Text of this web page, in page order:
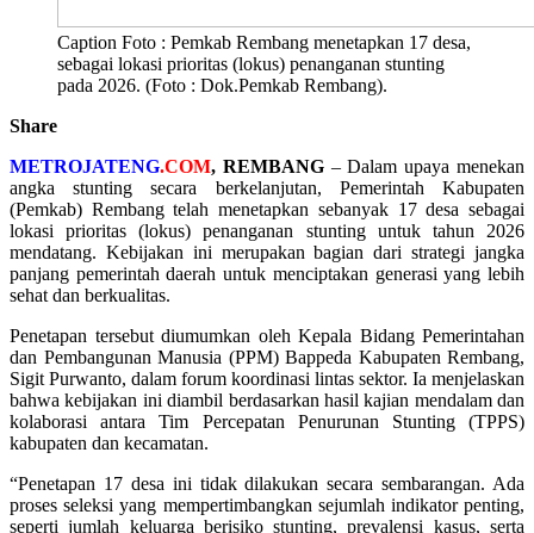
Caption Foto : Pemkab Rembang menetapkan 17 desa,
sebagai lokasi prioritas (lokus) penanganan stunting
pada 2026. (Foto : Dok.Pemkab Rembang).
Share
METROJATENG.COM, REMBANG– Dalam upaya menekan
angka stunting secara berkelanjutan, Pemerintah Kabupaten
(Pemkab) Rembang telah menetapkan sebanyak 17 desa sebagai
lokasi prioritas (lokus) penanganan stunting untuk tahun 2026
mendatang. Kebijakan ini merupakan bagian dari strategi jangka
panjang pemerintah daerah untuk menciptakan generasi yang lebih
sehat dan berkualitas.
Penetapan tersebut diumumkan oleh Kepala Bidang Pemerintahan
dan Pembangunan Manusia (PPM) Bappeda Kabupaten Rembang,
Sigit Purwanto, dalam forum koordinasi lintas sektor. Ia menjelaskan
bahwa kebijakan ini diambil berdasarkan hasil kajian mendalam dan
kolaborasi antara Tim Percepatan Penurunan Stunting (TPPS)
kabupaten dan kecamatan.
“Penetapan 17 desa ini tidak dilakukan secara sembarangan. Ada
proses seleksi yang mempertimbangkan sejumlah indikator penting,
seperti jumlah keluarga berisiko stunting, prevalensi kasus, serta